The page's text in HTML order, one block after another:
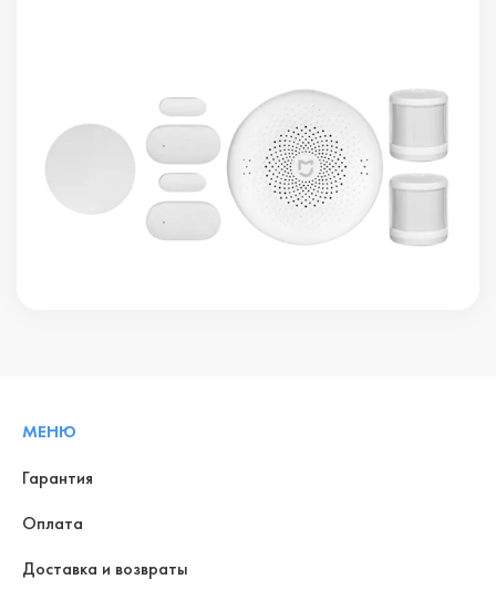
МЕНЮ
Гарантия
Оплата
Доставка и возвраты